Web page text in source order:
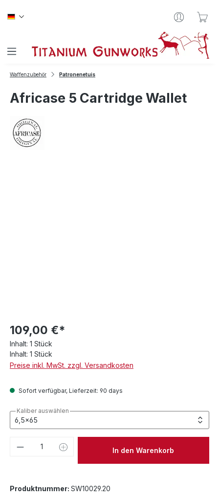
Waffenzubehör Patronenetuis
Africase 5 Cartridge Wallet
109,00 €*
Inhalt: 1 Stück
Inhalt: 1 Stück
Preise inkl. MwSt. zzgl. Versandkosten
Sofort verfügbar, Lieferzeit: 90 days
Kaliber auswählen
Produkt Anzahl: Gib denIn den Warenkorb
Produktnummer: SW10029.20